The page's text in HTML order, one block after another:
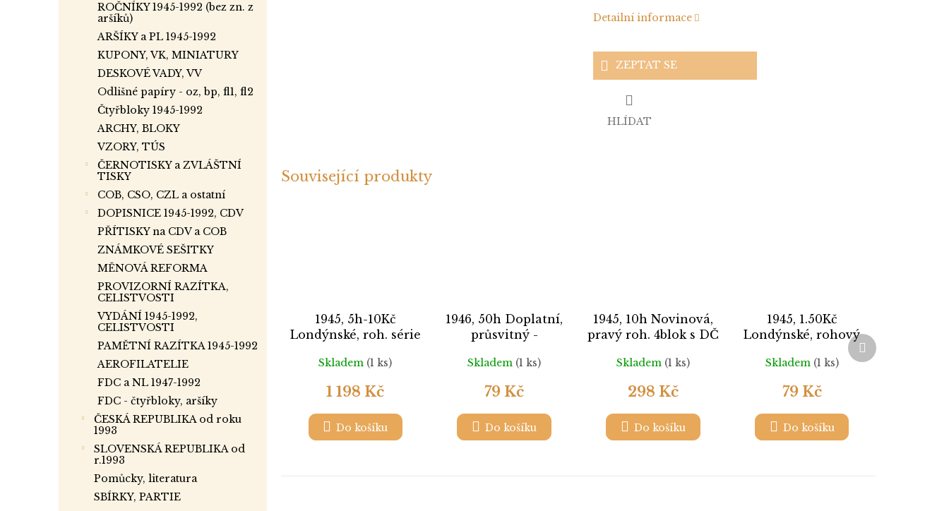
ROČNÍKY 1945-1992 (bez zn. z
aršíků)
ARŠÍKY a PL 1945-1992
KUPONY, VK, MINIATURY
DESKOVÉ VADY, VV
Odlišné papíry - oz, bp, fl1, fl2
Čtyřbloky 1945-1992
ARCHY, BLOKY
VZORY, TÚS
ČERNOTISKY a ZVLÁŠTNÍ
TISKY
COB, CSO, CZL a ostatní
DOPISNICE 1945-1992, CDV
PŘÍTISKY na CDV a COB
ZNÁMKOVÉ SEŠITKY
MĚNOVÁ REFORMA
PROVIZORNÍ RAZÍTKA,
CELISTVOSTI
VYDÁNÍ 1945-1992,
CELISTVOSTI
PAMĚTNÍ RAZÍTKA 1945-1992
AEROFILATELIE
FDC a NL 1947-1992
FDC - čtyřbloky, aršíky
ČESKÁ REPUBLIKA od roku
1993
SLOVENSKÁ REPUBLIKA od
r.1993
Pomůcky, literatura
SBÍRKY, PARTIE
Detailní informace
ZEPTAT SE
HLÍDAT
Související produkty
1945, 5h-10Kč
Londýnské, roh. série
Nr.387-402, **,
Skladem (1 ks)
1 198 Kč
Do košíku
1946, 50h Doplatní,
průsvitný -
Nr.D69, **
Skladem (1 ks)
79 Kč
Do košíku
1945, 10h Novinová,
pravý roh. 4blok s DČ
Skladem (1 ks)
298 Kč
Do košíku
1945, 1.50Kč
Londýnské, rohový
4blok s čárkou v
okraji, Nr.396, **
Skladem (1 ks)
79 Kč
Do košíku
Další
produkt